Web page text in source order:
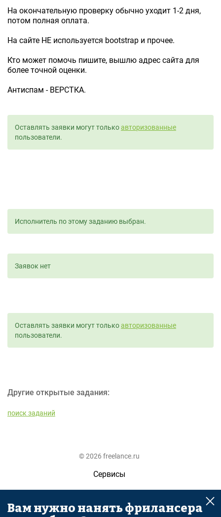
На окончательную проверку обычно уходит 1-2 дня,
потом полная оплата.
На сайте НЕ используется bootstrap и прочее.
Кто может помочь пишите, вышлю адрес сайта для
более точной оценки.
Антиспам - ВЕРСТКА.
Оставлять заявки могут толькоавторизованные
пользователи.
Исполнитель по этому заданию выбран.
Заявок нет
Оставлять заявки могут толькоавторизованные
пользователи.
Другие открытые задания:
поиск заданий
© 2026 freelance.ru
Сервисы
Помощь
Поиск
Вам нужно нанять фрилансера